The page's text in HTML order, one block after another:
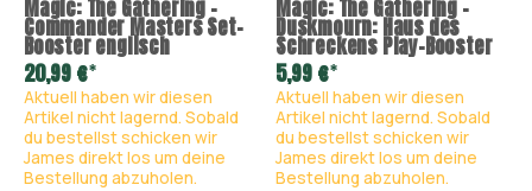
Magic: The Gathering –
Commander Masters Set-
Booster englisch
20,99 €*
Aktuell haben wir diesen
Artikel nicht lagernd. Sobald
du bestellst schicken wir
James direkt los um deine
Bestellung abzuholen.
Magic: The Gathering –
Duskmourn: Haus des
Schreckens Play-Booster
5,99 €*
Aktuell haben wir diesen
Artikel nicht lagernd. Sobald
du bestellst schicken wir
James direkt los um deine
Bestellung abzuholen.